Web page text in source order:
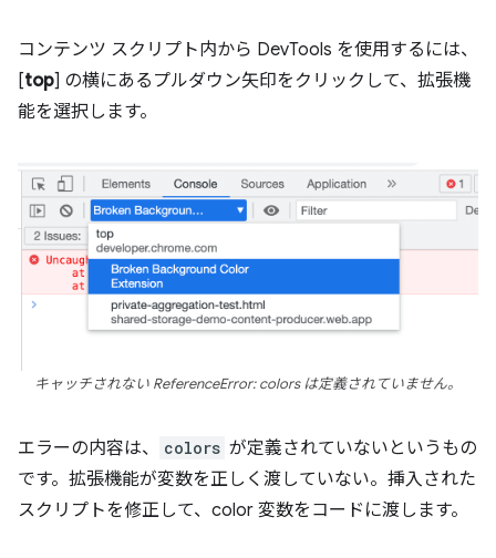
コンテンツ スクリプト内から DevTools を使用するには、
[top] の横にあるプルダウン矢印をクリックして、拡張機
能を選択します。
キャッチされない ReferenceError: colors は定義されていません。
エラーの内容は、 colors が定義されていないというもの
です。拡張機能が変数を正しく渡していない。挿入された
スクリプトを修正して、color 変数をコードに渡します。